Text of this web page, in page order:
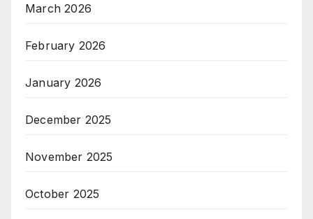
March 2026
February 2026
January 2026
December 2025
November 2025
October 2025